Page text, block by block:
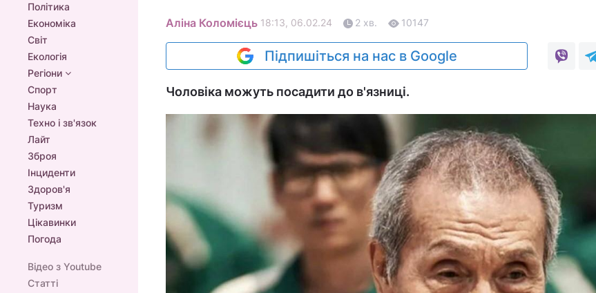
Політика
Економіка
Світ
Екологія
Регіони
Спорт
Наука
Техно і зв'язок
Лайт
Зброя
Інциденти
Здоров'я
Туризм
Цікавинки
Погода
Відео з Youtube
Статті
Аліна Коломієць 18:13, 06.02.24 2 хв. 10147
Підпишіться на нас в Google
Чоловіка можуть посадити до в'язниці.